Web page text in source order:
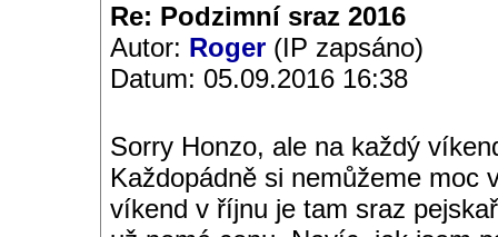
Re: Podzimní sraz 2016
Autor: Roger (IP zapsáno)
Datum: 05.09.2016 16:38
Sorry Honzo, ale na každý
Každopádně si nemůžeme
víkend v říjnu je tam sraz